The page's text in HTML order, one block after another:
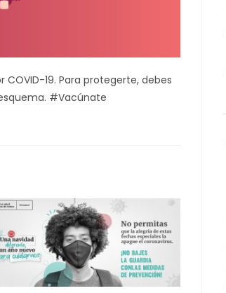
19. Para protegerte, debes
#Vacúnate